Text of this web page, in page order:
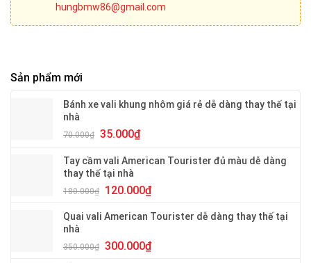
hungbmw86@gmail.com
Sản phẩm mới
Bánh xe vali khung nhôm giá rẻ dễ dàng thay thế tại
nhà
70.000₫ Giá
là:
70.000₫.
35.000₫Giá
tại
35.000₫.
Tay cầm vali American Tourister đủ màu dễ dàng
thay thế tại nhà
180.000₫
Giá
là:
120.000₫Giá
tại
120.000₫.
Quai vali American Tourister dễ dàng thay thế tại
nhà
350.000₫ Giá
300.000₫Giá